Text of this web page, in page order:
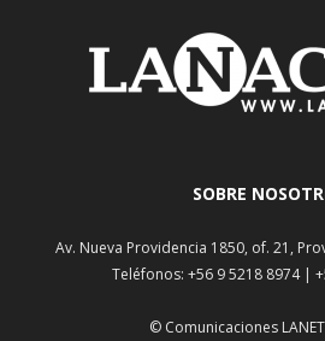
SOBRE
Av. Nueva Providencia 1850, of. 21,
Teléfonos: +56 9 5218 8974 |
© Comunicaciones